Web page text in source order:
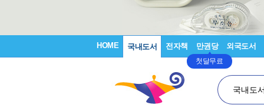
HOME 국내도서 전자책 만권당
첫달무료
외국도서
국내도